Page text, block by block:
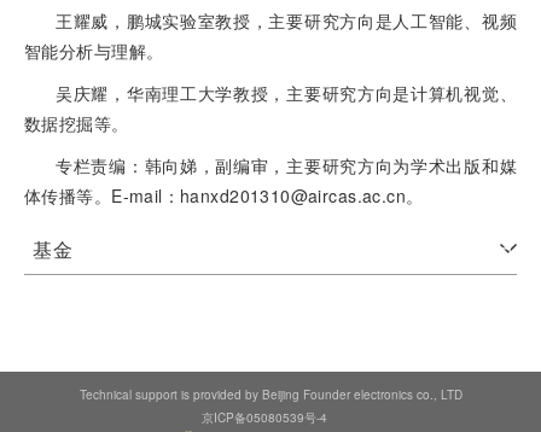
王耀威，鹏城实验室教授，主要研究方向是人工智能、视频
智能分析与理解。
吴庆耀，华南理工大学教授，主要研究方向是计算机视觉、
数据挖掘等。
专栏责编：韩向娣，副编审，主要研究方向为学术出版和媒
体传播等。E-mail：hanxd201310@aircas.ac.cn。
基金
Technical support is provided by Beijing Founder electronics co., LTD
京ICP备05080539号-4